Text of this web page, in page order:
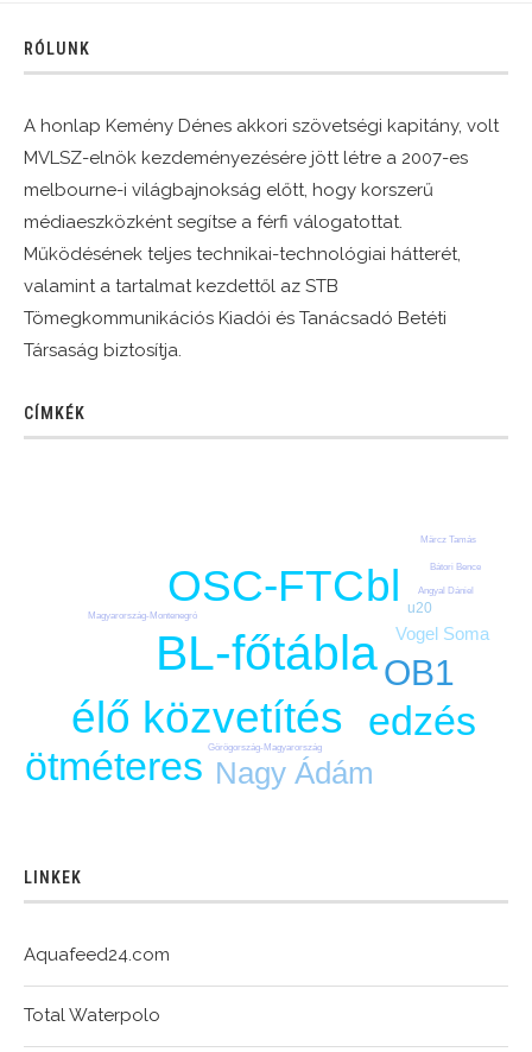
RÓLUNK
A honlap Kemény Dénes akkori szövetségi kapitány, volt
MVLSZ-elnök kezdeményezésére jött létre a 2007-es
melbourne-i világbajnokság előtt, hogy korszerű
médiaeszközként segítse a férfi válogatottat.
Működésének teljes technikai-technológiai hátterét,
valamint a tartalmat kezdettől az STB
Tömegkommunikációs Kiadói és Tanácsadó Betéti
Társaság biztosítja.
CÍMKÉK
BL-főtábla
bl
OSC-FTC
élő közvetítés
edzés
ötméteres
OB1
Nagy Ádám
Vogel Soma
u20
Angyal Dániel
Bátori Bence
Görögország-Magyarország
Magyarország-Montenegró
Märcz Tamás
LINKEK
Aquafeed24.com
Total Waterpolo